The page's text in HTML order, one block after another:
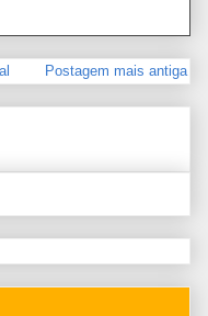
Postagem mais antiga